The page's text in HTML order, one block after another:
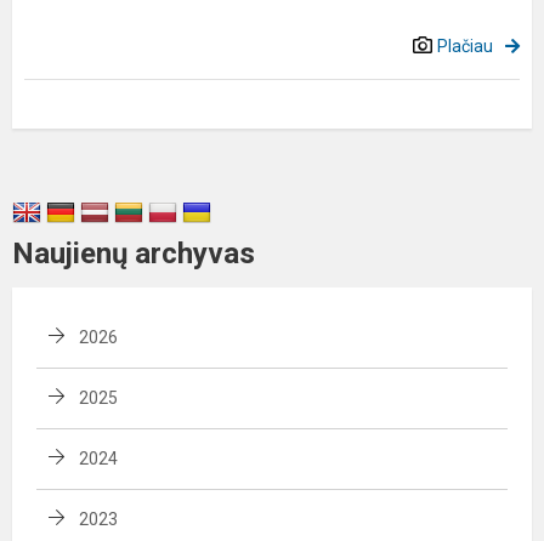
Plačiau
Naujienų archyvas
2026
2025
2024
2023